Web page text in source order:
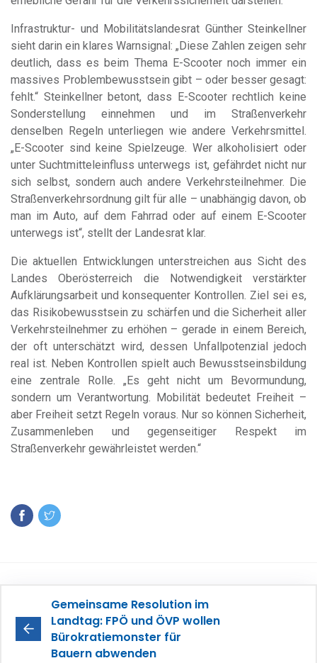
Infrastruktur- und Mobilitätslandesrat Günther Steinkellner
sieht darin ein klares Warnsignal: „Diese Zahlen zeigen sehr
deutlich, dass es beim Thema E-Scooter noch immer ein
massives Problembewusstsein gibt – oder besser gesagt:
fehlt.“ Steinkellner betont, dass E-Scooter rechtlich keine
Sonderstellung einnehmen und im Straßenverkehr
denselben Regeln unterliegen wie andere Verkehrsmittel.
„E-Scooter sind keine Spielzeuge. Wer alkoholisiert oder
unter Suchtmitteleinfluss unterwegs ist, gefährdet nicht nur
sich selbst, sondern auch andere Verkehrsteilnehmer. Die
Straßenverkehrsordnung gilt für alle – unabhängig davon, ob
man im Auto, auf dem Fahrrad oder auf einem E-Scooter
unterwegs ist“, stellt der Landesrat klar.
Die aktuellen Entwicklungen unterstreichen aus Sicht des
Landes Oberösterreich die Notwendigkeit verstärkter
Aufklärungsarbeit und konsequenter Kontrollen. Ziel sei es,
das Risikobewusstsein zu schärfen und die Sicherheit aller
Verkehrsteilnehmer zu erhöhen – gerade in einem Bereich,
der oft unterschätzt wird, dessen Unfallpotenzial jedoch
real ist. Neben Kontrollen spielt auch Bewusstseinsbildung
eine zentrale Rolle. „Es geht nicht um Bevormundung,
sondern um Verantwortung. Mobilität bedeutet Freiheit –
aber Freiheit setzt Regeln voraus. Nur so können Sicherheit,
Zusammenleben und gegenseitiger Respekt im
Straßenverkehr gewährleistet werden.“
Gemeinsame Resolution im
Landtag: FPÖ und ÖVP wollen
Bürokratiemonster für
Bauern abwenden